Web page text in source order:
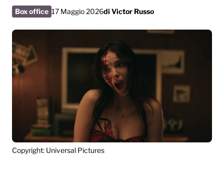
Box office 17 Maggio 2026di Victor Russo
Copyright: Universal Pictures